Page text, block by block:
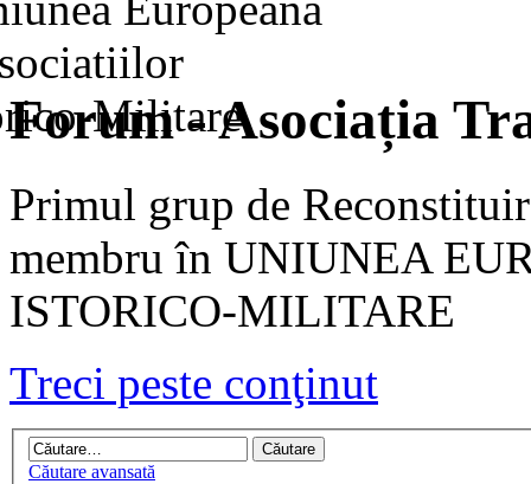
Forum - Asociația
Primul grup de
membru în UNIUNEA
ISTORICO-MILITARE
Treci peste conţinut
Căutare avansată